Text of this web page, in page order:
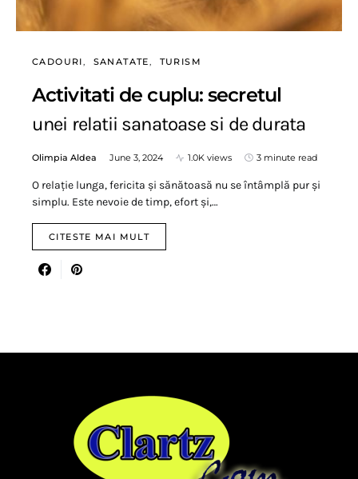
CADOURI SANATATE TURISM
Activitati de cuplu: secretul
unei relatii sanatoase si de durata
Olimpia Aldea June 3, 2024 1.0K views 3 minute read
O relație lunga, fericita și sănătoasă nu se întâmplă pur și
simplu. Este nevoie de timp, efort și,…
CITESTE MAI MULT